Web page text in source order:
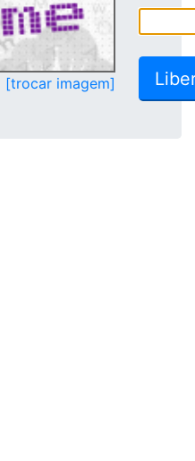
[trocar imagem]